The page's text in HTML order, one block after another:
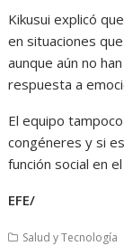
Kikusui explicó
en situaciones
aunque aún no
respuesta a
El equipo
congéneres y si
función social en
EFE/
Salud y Tecnología